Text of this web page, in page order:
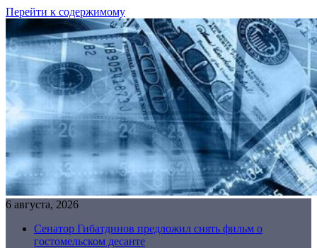
Перейти к содержимому
6 августа, 2026
Сенатор Гибатдинов предложил снять фильм о
гостомельском десанте